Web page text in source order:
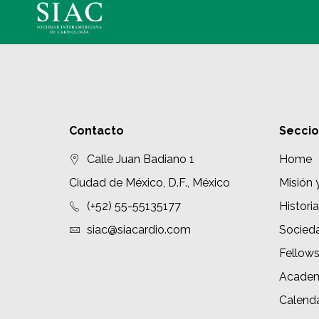
Contacto
Calle Juan Badiano 1
Ciudad de México, D.F., México
(+52) 55-55135177
siac@siacardio.com
Home
Misión
Historia
Fellows